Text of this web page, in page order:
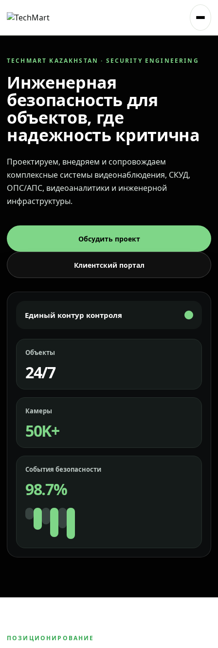
TECHMART KAZAKHSTAN · SECURITY ENGINEERING
Инженерная
безопасность для
объектов, где
надежность критична
Проектируем, внедряем и сопровождаем
комплексные системы видеонаблюдения, СКУД,
ОПС/АПС, видеоаналитики и инженерной
инфраструктуры.
Обсудить проект
Клиентский портал
Единый контур контроля
Объекты
24/7
Камеры
50K+
События безопасности
98.7%
ПОЗИЦИОНИРОВАНИЕ